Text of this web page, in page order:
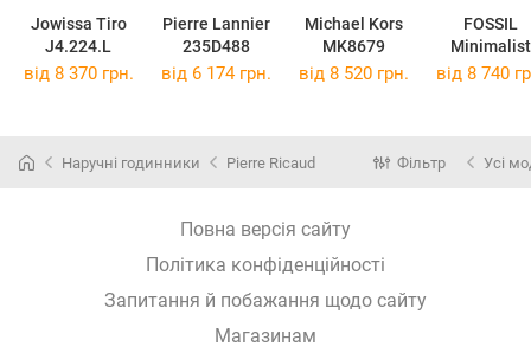
Jowissa Tiro
J4.224.L
Pierre Lannier
235D488
Michael Kors
MK8679
FOSSIL
Minimalist
FS5943
від 8 370 грн. від 6 174 грн. від 8 520 грн. від 8 740
Наручні годинники Pierre Ricaud Фільтр Усі
Повна версія сайту
Політика конфіденційності
Запитання й побажання щодо сайту
Магазинам